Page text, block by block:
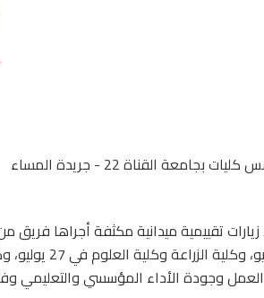
تقييمية ميدانية مكثفة أجراها
وجودة الأداء المؤسسي والتعليمي